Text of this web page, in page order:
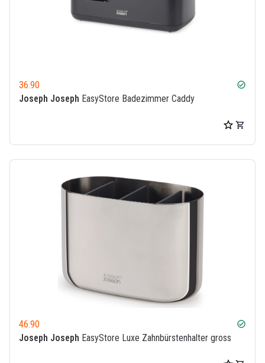
36.90 check_circle
Joseph Joseph EasyStore Badezimmer Caddy
46.90 check_circle
Joseph Joseph EasyStore Luxe Zahnbürstenhalter gross